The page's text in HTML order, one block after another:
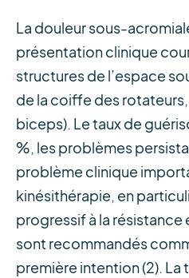
La douleur sous-
présentation clinique
structures de l’espace
de la coiffe des
biceps). Le taux de
%, les problèmes
problème clinique
kinésithérapie, en
progressif à la résistance
sont recommandés
première intention (2). La